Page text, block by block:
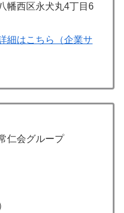
幡西区永犬丸4丁目6
細はこちら（企業サ
仁会グループ